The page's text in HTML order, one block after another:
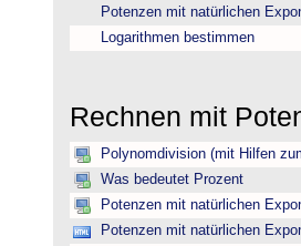
Potenzen mit natürlichen
Logarithmen bestimmen
Rechnen mit
Polynomdivision (mit Hilfen
Was bedeutet Prozent
Potenzen mit natürlichen
Potenzen mit natürlichen